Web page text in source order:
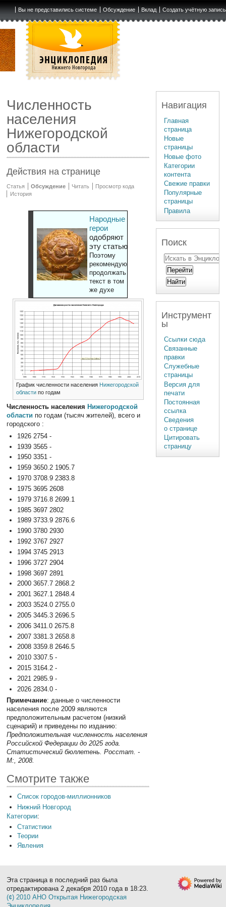
Вы не представились системе Обсуждение Вклад Создать учётную запись
Численность
населения
Нижегородской
области
Действия на странице
Статья Обсуждение Читать
Просмотр кода
История
Народные
герои
одобряют
эту статью
Поэтому
рекомендуют
продолжать
текст в том
же духе
График численности населения Нижегородской
областипо годам
Численность населения Нижегородской
области по годам (тысяч жителей), всего и
городского :
1926 2754 -
1939 3565 -
1950 3351 -
1959 3650.2 1905.7
1970 3708.9 2383.8
1975 3695 2608
1979 3716.8 2699.1
1985 3697 2802
1989 3733.9 2876.6
1990 3780 2930
1992 3767 2927
1994 3745 2913
1996 3727 2904
1998 3697 2891
2000 3657.7 2868.2
2001 3627.1 2848.4
2003 3524.0 2755.0
2005 3445.3 2696.5
2006 3411.0 2675.8
2007 3381.3 2658.8
2008 3359.8 2646.5
2010 3307.5 -
2015 3164.2 -
2021 2985.9 -
2026 2834.0 -
Примечание: данные о численности
населения после 2009 являются
предположительным расчетом (низкий
сценарий) и приведены по изданию:
Предположительная численность населения
Российской Федерации до 2025 года.
Статистический бюллетень. Росстат. -
М:, 2008.
Смотрите также
Список городов-миллионников
Нижний Новгород
Категории:
Статистики
Теории
Явления
Навигация
Главная
страница
Новые
страницы
Новые фото
Категории
контента
Свежие правки
Популярные
страницы
Правила
Поиск
Инструмент
ы
Ссылки сюда
Связанные
правки
Служебные
страницы
Версия для
печати
Постоянная
ссылка
Сведения
о странице
Цитировать
страницу
Эта страница в последний раз была
отредактирована 2 декабря 2010 года в 18:23.
(¢) 2010 АНО Открытая Нижегородская